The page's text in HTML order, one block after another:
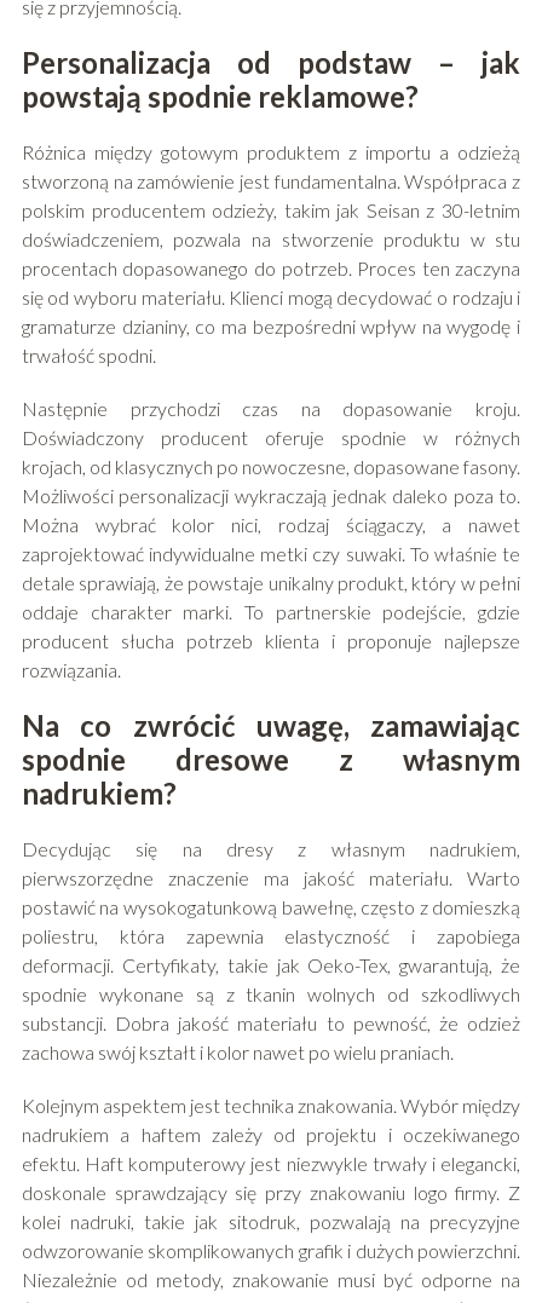
się z przyjemnością.
Personalizacja od podstaw – jak
powstają spodnie reklamowe?
Różnica między gotowym produktem z importu a odzieżą
stworzoną na zamówienie jest fundamentalna. Współpraca z
polskim producentem odzieży, takim jak Seisan z 30-letnim
doświadczeniem, pozwala na stworzenie produktu w stu
procentach dopasowanego do potrzeb. Proces ten zaczyna
się od wyboru materiału. Klienci mogą decydować o rodzaju i
gramaturze dzianiny, co ma bezpośredni wpływ na wygodę i
trwałość spodni.
Następnie przychodzi czas na dopasowanie kroju.
Doświadczony producent oferuje spodnie w różnych
krojach, od klasycznych po nowoczesne, dopasowane fasony.
Możliwości personalizacji wykraczają jednak daleko poza to.
Można wybrać kolor nici, rodzaj ściągaczy, a nawet
zaprojektować indywidualne metki czy suwaki. To właśnie te
detale sprawiają, że powstaje unikalny produkt, który w pełni
oddaje charakter marki. To partnerskie podejście, gdzie
producent słucha potrzeb klienta i proponuje najlepsze
rozwiązania.
Na co zwrócić uwagę, zamawiając
spodnie dresowe z własnym
nadrukiem?
Decydując się na dresy z własnym nadrukiem,
pierwszorzędne znaczenie ma jakość materiału. Warto
postawić na wysokogatunkową bawełnę, często z domieszką
poliestru, która zapewnia elastyczność i zapobiega
deformacji. Certyfikaty, takie jak Oeko-Tex, gwarantują, że
spodnie wykonane są z tkanin wolnych od szkodliwych
substancji. Dobra jakość materiału to pewność, że odzież
zachowa swój kształt i kolor nawet po wielu praniach.
Kolejnym aspektem jest technika znakowania. Wybór między
nadrukiem a haftem zależy od projektu i oczekiwanego
efektu. Haft komputerowy jest niezwykle trwały i elegancki,
doskonale sprawdzający się przy znakowaniu logo firmy. Z
kolei nadruki, takie jak sitodruk, pozwalają na precyzyjne
odwzorowanie skomplikowanych grafik i dużych powierzchni.
Niezależnie od metody, znakowanie musi być odporne na